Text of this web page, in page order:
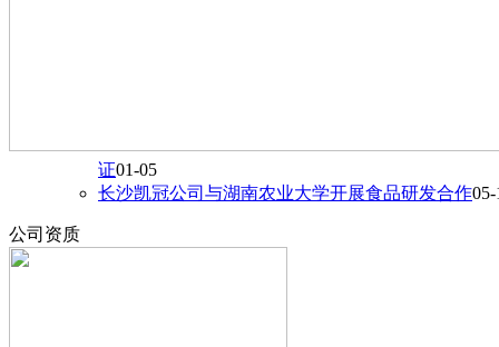
证01-05
长沙凯冠公司与湖南农业大学开展食品研发合作05-
公司资质